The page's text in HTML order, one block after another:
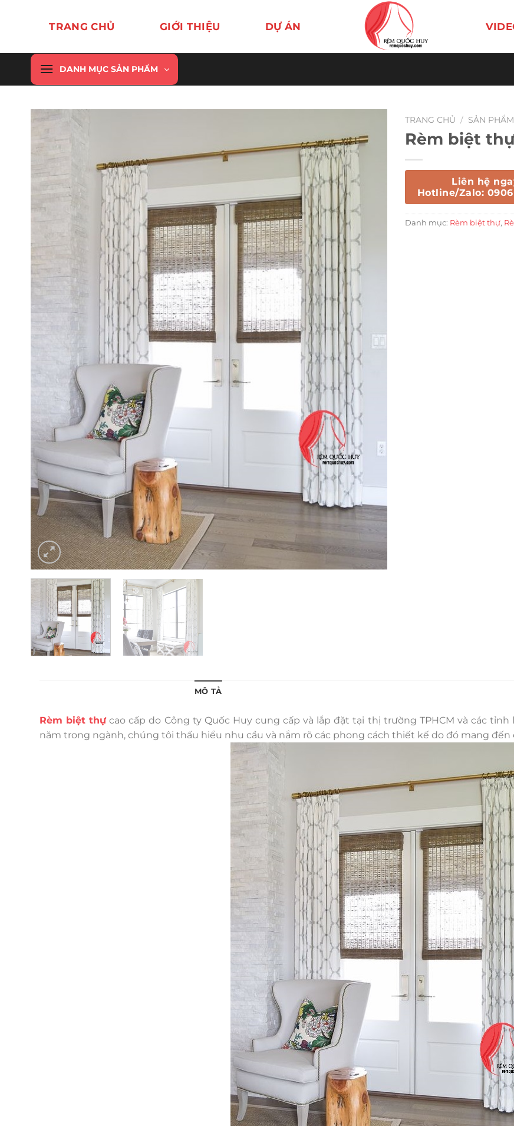
dung
TRANG CHỦ GIỚI THIỆU DỰ ÁN
DANH MỤC SẢN PHẨM
TRANG CHỦ / SẢN PHẨM
Rèm biệt
Liên hệ
Hotline/Zalo: 0906
Danh mục: Rèm biệt thự,
MÔ TẢ
Rèm biệt thựcao cấp do Công ty Quốc Huy cung cấp và lắp đặt tại thị trường TPHCM và các
năm trong ngành, chúng tôi thấu hiểu nhu cầu và nắm rõ các phong cách thiết kế do đó mang